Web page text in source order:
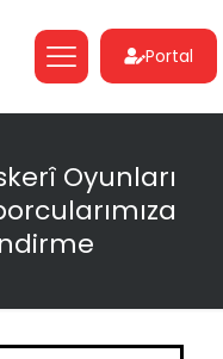
Portal
Oyunları